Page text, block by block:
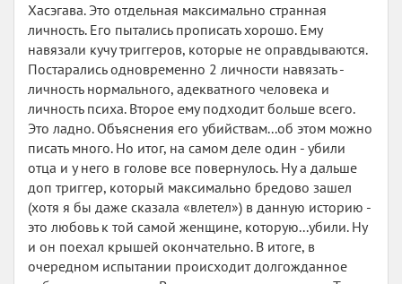
Хасэгава. Это отдельная максимально странная
личность. Его пытались прописать хорошо. Ему
навязали кучу триггеров, которые не оправдываются.
Постарались одновременно 2 личности навязать -
личность нормального, адекватного человека и
личность психа. Второе ему подходит больше всего.
Это ладно. Объяснения его убийствам...об этом можно
писать много. Но итог, на самом деле один - убили
отца и у него в голове все повернулось. Ну а дальше
доп триггер, который максимально бредово зашел
(хотя я бы даже сказала «влетел») в данную историю -
это любовь к той самой женщине, которую...убили. Ну
и он поехал крышей окончательно. В итоге, в
очередном испытании происходит долгожданное